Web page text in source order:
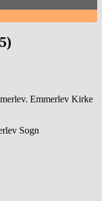
Emmerlev Kirke
Sogn